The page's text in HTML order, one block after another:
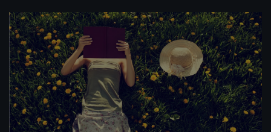
"Ferdydurke" Witolda Gombrowicza - cz. 21
 14'26 
"Ferdydurke" Witolda Gombrowicza - cz. 22
 15'07 